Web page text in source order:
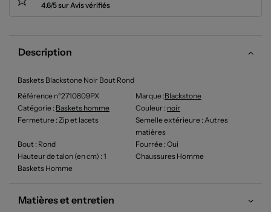
4.6/5 sur Avis vérifiés
Description
Baskets Blackstone Noir Bout Rond
Référence n°2710809PX
Marque :Blackstone
Catégorie : Baskets homme Couleur : noir
Fermeture : Zip et lacets Semelle extérieure : Autres
matières
Bout : Rond Fourrée : Oui
Hauteur de talon (en cm) : 1
Chaussures Homme
Baskets Homme
Matières et entretien